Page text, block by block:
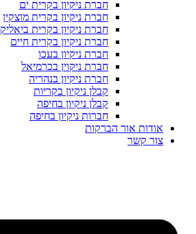
חברת ניקיון בקרית ים
חברת ניקיון בקרית מוצקין
חברת ניקיון בקרית ביאליק
חברת ניקיון בקרית חיים
חברת ניקיון בעכו
חברת ניקוין בכרמיאל
חברת ניקיון בנהריה
קבלן ניקיון בקריות
קבלן ניקיון בחיפה
חברות ניקיון בחיפה
אודות אור הברקות
צור קשר